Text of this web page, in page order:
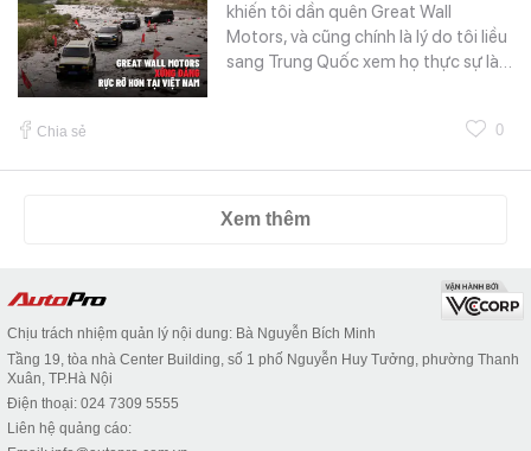
khiến tôi dần quên Great Wall
Motors, và cũng chính là lý do tôi liều
sang Trung Quốc xem họ thực sự là…
Chia sẻ 0
Xem thêm
Chịu trách nhiệm quản lý nội dung: Bà Nguyễn Bích Minh
Tầng 19, tòa nhà Center Building, số 1 phố Nguyễn Huy Tưởng, phường Thanh
Xuân, TP.Hà Nội
Điện thoại: 024 7309 5555
Liên hệ quảng cáo: